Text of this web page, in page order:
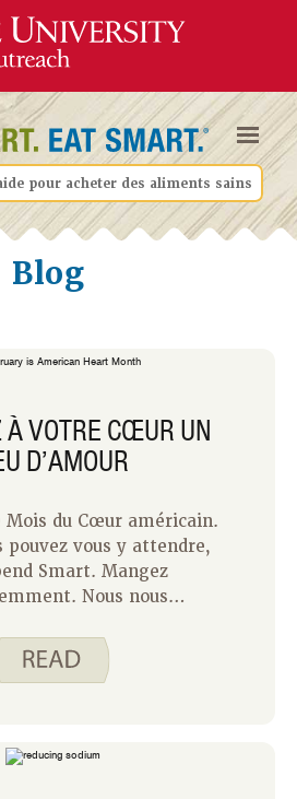
pour acheter des aliments sains
Blog
À VOTRE CŒUR UN
D’AMOUR
du Cœur américain.
pouvez vous y attendre,
Smart. Mangez
Nous nous
notre activité physique
du cœur. Mais saviez-
votre cœur ? En voici quelques-uns :